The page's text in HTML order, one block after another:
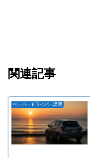
関連記事
ペーパードライバー講習